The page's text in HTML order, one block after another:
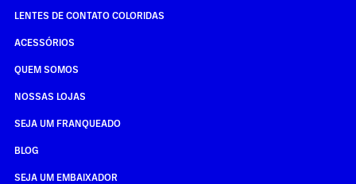
LENTES DE CONTATO COLORIDAS
ACESSÓRIOS
QUEM SOMOS
NOSSAS LOJAS
SEJA UM FRANQUEADO
BLOG
SEJA UM EMBAIXADOR